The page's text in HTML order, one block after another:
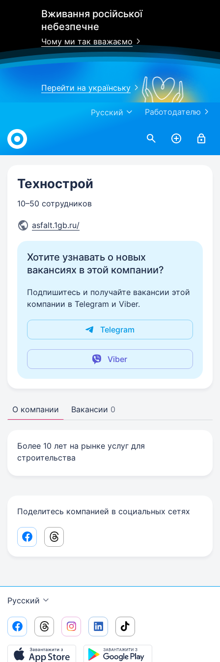
Вживання російської
небезпечне
Чому ми так вважаємо
Перейти на українську
Работодателю
Русский
Work.ua
Технострой
10–50 сотрудников
asfalt.1gb.ru/
Хотите узнавать о новых
вакансиях в этой компании?
Подпишитесь и получайте вакансии этой
компании в Telegram и Viber.
Telegram
Viber
О компании Вакансии 0
Более 10 лет на рынке услуг для
строительства
Поделитесь компанией в социальных сетях
Facebook share link
Threads share link
Русский